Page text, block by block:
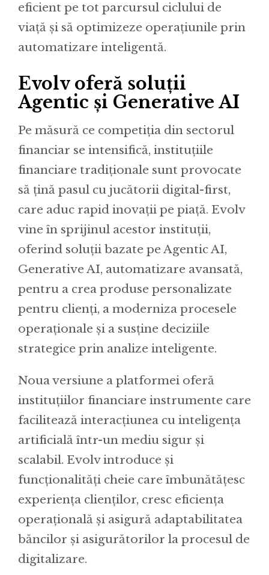
eficient pe tot parcursul ciclului de
viață și să optimizeze operațiunile prin
automatizare inteligentă.
Evolv oferă soluții
Agentic și Generative AI
Pe măsură ce competiția din sectorul
financiar se intensifică, instituțiile
financiare tradiționale sunt provocate
să țină pasul cu jucătorii digital-first,
care aduc rapid inovații pe piață. Evolv
vine în sprijinul acestor instituții,
oferind soluții bazate pe Agentic AI,
Generative AI, automatizare avansată,
pentru a crea produse personalizate
pentru clienți, a moderniza procesele
operaționale și a susține deciziile
strategice prin analize inteligente.
Noua versiune a platformei oferă
instituțiilor financiare instrumente care
facilitează interacțiunea cu inteligența
artificială într-un mediu sigur și
scalabil. Evolv introduce și
funcționalități cheie care îmbunătățesc
experiența clienților, cresc eficiența
operațională și asigură adaptabilitatea
băncilor și asigurătorilor la procesul de
digitalizare.